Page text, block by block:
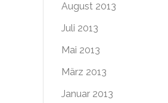
August 2013
Juli 2013
Mai 2013
März 2013
Januar 2013